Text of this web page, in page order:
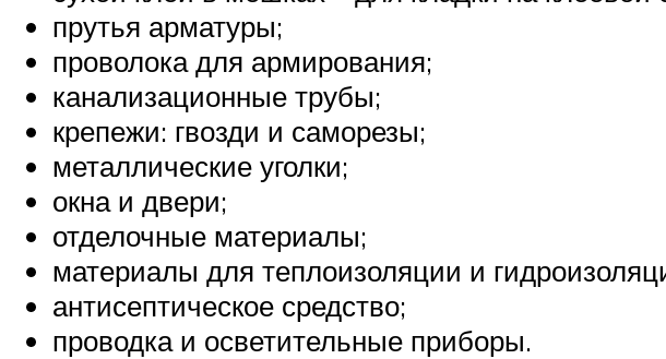
прутья арматуры;
проволока для армирования;
канализационные трубы;
крепежи: гвозди и саморезы;
металлические уголки;
окна и двери;
отделочные материалы;
материалы для теплоизоляции и
антисептическое средство;
проводка и осветительные приборы.